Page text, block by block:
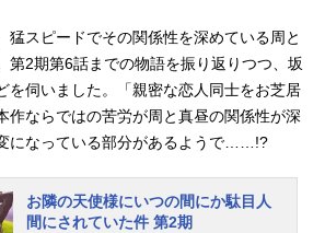
猛スピードでその関係性を深めている周と
第2期第6話までの物語を振り返りつつ、坂
を伺いました。「親密な恋人同士をお芝居
作ならではの苦労が周と真昼の関係性が深
になっている部分があるようで……!?
お隣の天使様にいつの間にか駄目人
間にされていた件 第2期